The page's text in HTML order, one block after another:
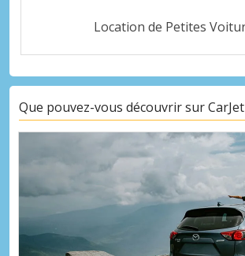
Location de Petites
Que pouvez-vous découvrir sur CarJet